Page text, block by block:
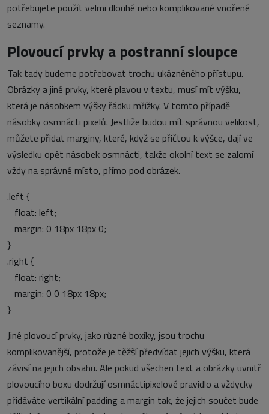
potřebujete použít velmi dlouhé nebo komplikované vnořené
seznamy.
Plovoucí prvky a postranní sloupce
Tak tady budeme potřebovat trochu ukázněného přístupu.
Obrázky a jiné prvky, které plavou v textu, musí mít výšku,
která je násobkem výšky řádku mřížky. V tomto případě
násobky osmnácti pixelů. Jestliže budou mít správnou velikost,
můžete přidat marginy, které, když se přičtou k výšce, dají ve
výsledku opět násobek osmnácti, takže okolní text se zalomí
vždy na správné místo, přímo pod obrázek.
.left {
float: left;
margin: 0 18px 18px 0;
}
.right {
float: right;
margin: 0 0 18px 18px;
}
Jiné plovoucí prvky, jako různé boxíky, jsou trochu
komplikovanější, protože je těžší předvídat jejich výšku, která
závisí na jejich obsahu. Ale pokud všechen text a obrázky uvnitř
plovoucího boxu dodržují osmnáctipixelové pravidlo a vždycky
přidáváte vertikální padding a margin tak, že jejich součet bude